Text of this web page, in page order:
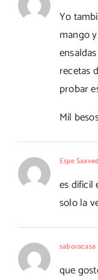
Yo
mango
recetas
probar
Mil
Espe
es dificil
solo la
saboracasa
que